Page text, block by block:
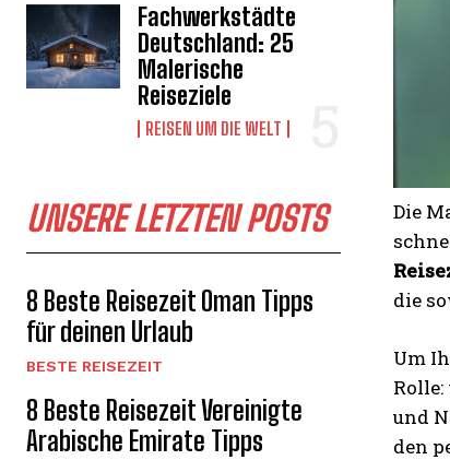
Fachwerkstädte
Deutschland: 25
Malerische
Reiseziele
REISEN UM DIE WELT
UNSERE LETZTEN POSTS
8 Beste Reisezeit Oman Tipps
für deinen Urlaub
BESTE REISEZEIT
8 Beste Reisezeit Vereinigte
Arabische Emirate Tipps
Die
die
Um
und
den